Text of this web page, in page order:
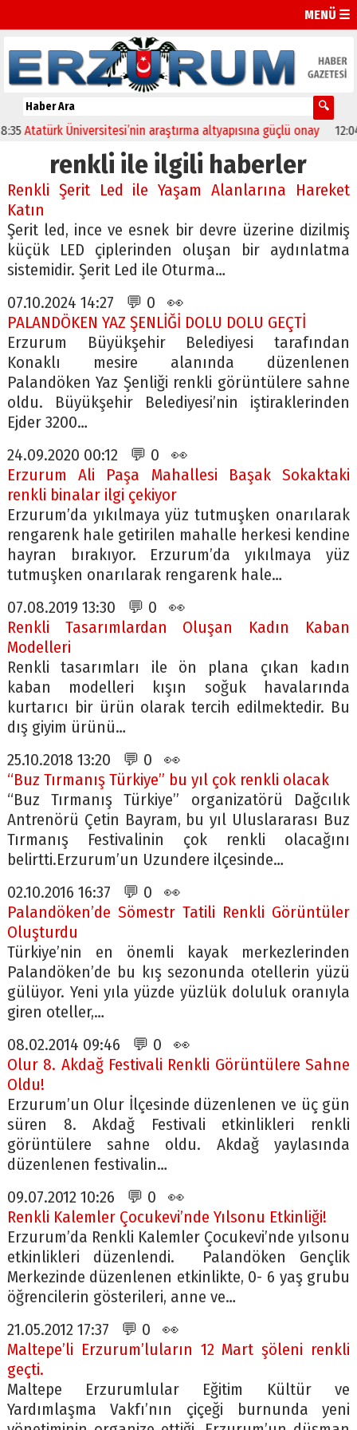
MENÜ ☰
Atatürk Üniversitesi’nin araştırma altyapısına güçlü onay 12:04
renkli ile ilgili haberler
Renkli Şerit Led ile Yaşam Alanlarına Hareket
Katın
Şerit led, ince ve esnek bir devre üzerine dizilmiş
küçük LED çiplerinden oluşan bir aydınlatma
sistemidir. Şerit Led ile Oturma…
07.10.2024 14:27 💬 0 👀
PALANDÖKEN YAZ ŞENLİĞİ DOLU DOLU GEÇTİ
Erzurum Büyükşehir Belediyesi tarafından
Konaklı mesire alanında düzenlenen
Palandöken Yaz Şenliği renkli görüntülere sahne
oldu. Büyükşehir Belediyesi’nin iştiraklerinden
Ejder 3200…
24.09.2020 00:12 💬 0 👀
Erzurum Ali Paşa Mahallesi Başak Sokaktaki
renkli binalar ilgi çekiyor
Erzurum’da yıkılmaya yüz tutmuşken onarılarak
rengarenk hale getirilen mahalle herkesi kendine
hayran bırakıyor. Erzurum’da yıkılmaya yüz
tutmuşken onarılarak rengarenk hale…
07.08.2019 13:30 💬 0 👀
Renkli Tasarımlardan Oluşan Kadın Kaban
Modelleri
Renkli tasarımları ile ön plana çıkan kadın
kaban modelleri kışın soğuk havalarında
kurtarıcı bir ürün olarak tercih edilmektedir. Bu
dış giyim ürünü…
25.10.2018 13:20 💬 0 👀
“Buz Tırmanış Türkiye” bu yıl çok renkli olacak
“Buz Tırmanış Türkiye” organizatörü Dağcılık
Antrenörü Çetin Bayram, bu yıl Uluslararası Buz
Tırmanış Festivalinin çok renkli olacağını
belirtti.Erzurum’un Uzundere ilçesinde…
02.10.2016 16:37 💬 0 👀
Palandöken’de Sömestr Tatili Renkli Görüntüler
Oluşturdu
Türkiye’nin en önemli kayak merkezlerinden
Palandöken’de bu kış sezonunda otellerin yüzü
gülüyor. Yeni yıla yüzde yüzlük doluluk oranıyla
giren oteller,…
08.02.2014 09:46 💬 0 👀
Olur 8. Akdağ Festivali Renkli Görüntülere Sahne
Oldu!
Erzurum’un Olur İlçesinde düzenlenen ve üç gün
süren 8. Akdağ Festivali etkinlikleri renkli
görüntülere sahne oldu. Akdağ yaylasında
düzenlenen festivalin…
09.07.2012 10:26 💬 0 👀
Renkli Kalemler Çocukevi’nde Yılsonu Etkinliği!
Erzurum’da Renkli Kalemler Çocukevi’nde yılsonu
etkinlikleri düzenlendi. Palandöken Gençlik
Merkezinde düzenlenen etkinlikte, 0- 6 yaş grubu
öğrencilerin gösterileri, anne ve…
21.05.2012 17:37 💬 0 👀
Maltepe’li Erzurum’luların 12 Mart şöleni renkli
geçti.
Maltepe Erzurumlular Eğitim Kültür ve
Yardımlaşma Vakfı’nın çiçeği burnunda yeni